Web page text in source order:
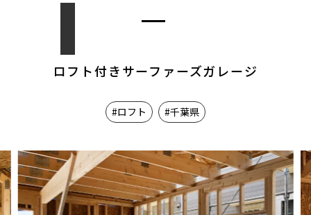
ロフト付きサーファーズガレージ
#ロフト #千葉県